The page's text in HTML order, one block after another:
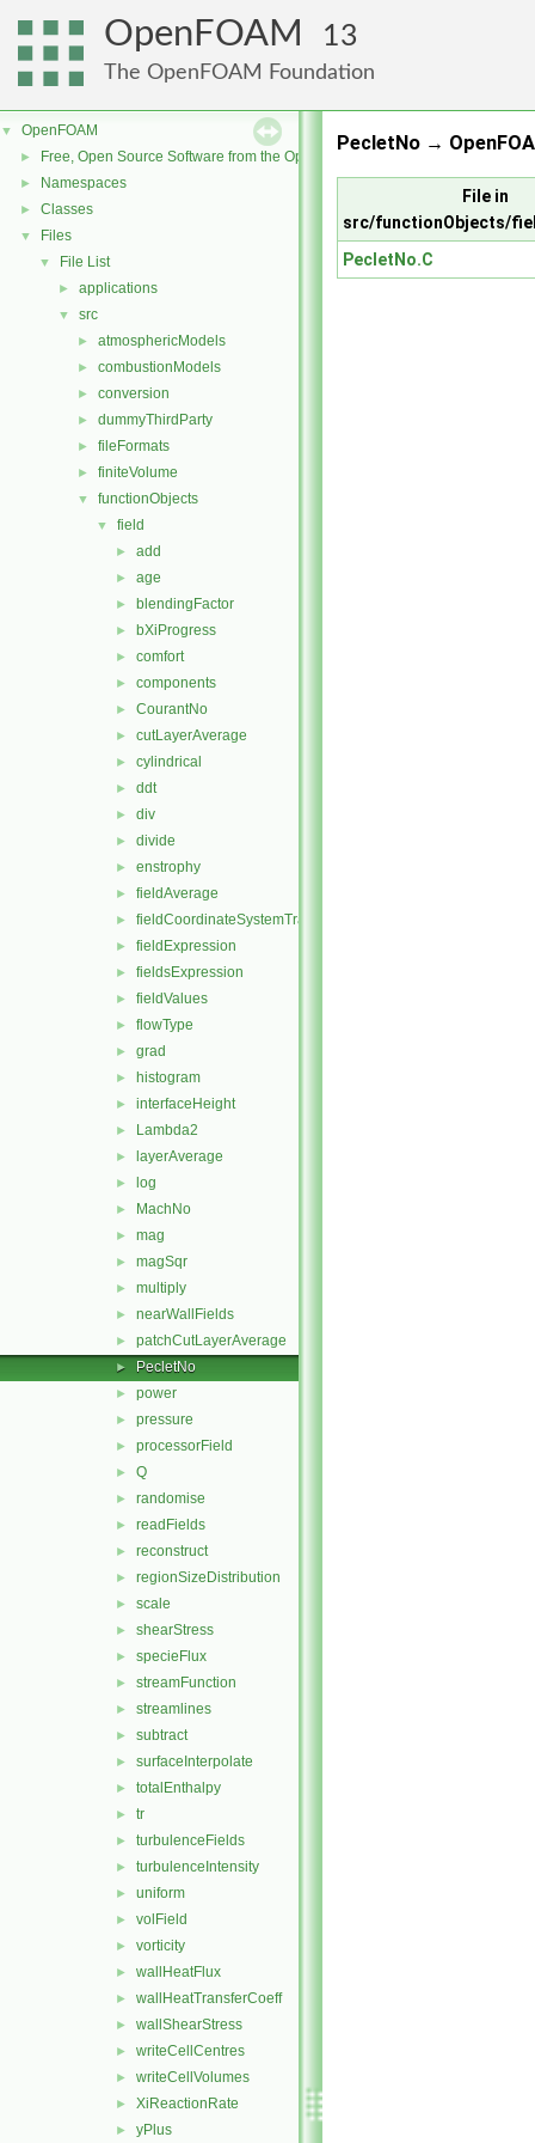
OpenFOAM 13
The OpenFOAM Foundation
▼ OpenFOAM
► Free, Open Source Software from the OpenFOAM Foundation
► Namespaces
► Classes
▼ Files
▼ File List
► applications
▼ src
► atmosphericModels
► combustionModels
► conversion
► dummyThirdParty
► fileFormats
► finiteVolume
▼ functionObjects
▼ field
► add
► age
► blendingFactor
► bXiProgress
► comfort
► components
► CourantNo
► cutLayerAverage
► cylindrical
► ddt
► div
► divide
► enstrophy
► fieldAverage
► fieldCoordinateSystemTransform
► fieldExpression
► fieldsExpression
► fieldValues
► flowType
► grad
► histogram
► interfaceHeight
► Lambda2
► layerAverage
► log
► MachNo
► mag
► magSqr
► multiply
► nearWallFields
► patchCutLayerAverage
► PecletNo
► power
► pressure
► processorField
► Q
► randomise
► readFields
► reconstruct
► regionSizeDistribution
► scale
► shearStress
► specieFlux
► streamFunction
► streamlines
► subtract
► surfaceInterpolate
► totalEnthalpy
► tr
► turbulenceFields
► turbulenceIntensity
► uniform
► volField
► vorticity
► wallHeatFlux
► wallHeatTransferCoeff
► wallShearStress
► writeCellCentres
► writeCellVolumes
► XiReactionRate
► yPlus
PecletNo →
File in
src/functionObjects/
PecletNo.C